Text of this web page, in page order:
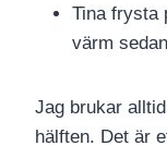
Tina frysta
värm
Jag brukar
hälften. Det är